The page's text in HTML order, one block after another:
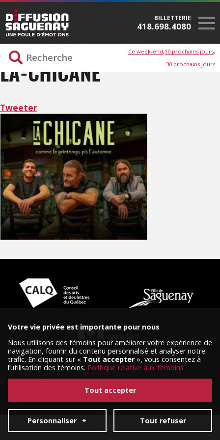
BILLETTERIE
418.698.4080
Ce week-end 10 prochains jours
30 prochains jours
LA-CHICANE
Tweeter
© 2026 Tous droits réservés, Diffusion Saguenay.
Conception et réalisation :Nubee|Mes préférences cookies
Votre vie privée est importante pour nous
Nous utilisons des témoins pour améliorer votre expérience de
navigation, fournir du contenu personnalisé et analyser notre
trafic. En cliquant sur « Tout accepter», vous consentez à
l’utilisation des témoins. Politique relative aux témoins
Personnaliser + Tout refuser
Tout accepter